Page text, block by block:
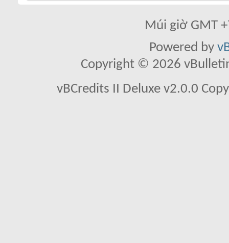
Múi giờ GMT
Powered by
Copyright © 2026
vBCredits II Deluxe v2.0.0